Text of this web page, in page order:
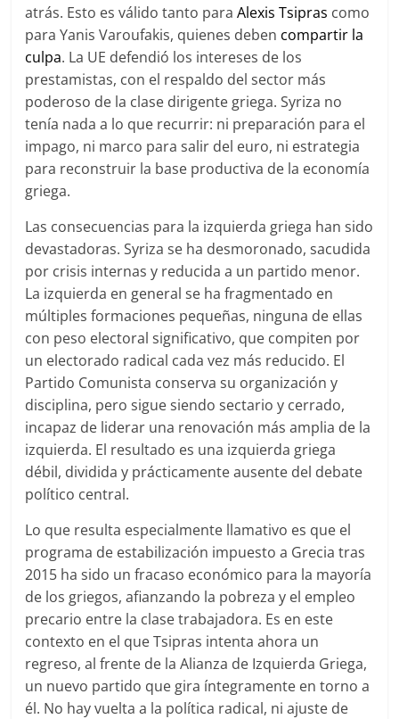
atrás. Esto es válido tanto paraAlexis Tsipras como
para Yanis Varoufakis, quienes deben compartir la
culpa. La UE defendió los intereses de los
prestamistas, con el respaldo del sector más
poderoso de la clase dirigente griega. Syriza no
tenía nada a lo que recurrir: ni preparación para el
impago, ni marco para salir del euro, ni estrategia
para reconstruir la base productiva de la economía
griega.
Las consecuencias para la izquierda griega han sido
devastadoras. Syriza se ha desmoronado, sacudida
por crisis internas y reducida a un partido menor.
La izquierda en general se ha fragmentado en
múltiples formaciones pequeñas, ninguna de ellas
con peso electoral significativo, que compiten por
un electorado radical cada vez más reducido. El
Partido Comunista conserva su organización y
disciplina, pero sigue siendo sectario y cerrado,
incapaz de liderar una renovación más amplia de la
izquierda. El resultado es una izquierda griega
débil, dividida y prácticamente ausente del debate
político central.
Lo que resulta especialmente llamativo es que el
programa de estabilización impuesto a Grecia tras
2015 ha sido un fracaso económico para la mayoría
de los griegos, afianzando la pobreza y el empleo
precario entre la clase trabajadora. Es en este
contexto en el que Tsipras intenta ahora un
regreso, al frente de la Alianza de Izquierda Griega,
un nuevo partido que gira íntegramente en torno a
él. No hay vuelta a la política radical, ni ajuste de